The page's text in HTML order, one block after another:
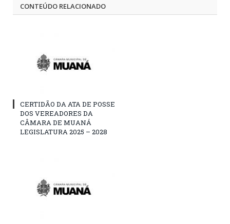
CONTEÚDO RELACIONADO
CERTIDÃO DA ATA DE POSSE
DOS VEREADORES DA
CÂMARA DE MUANÁ
LEGISLATURA 2025 – 2028